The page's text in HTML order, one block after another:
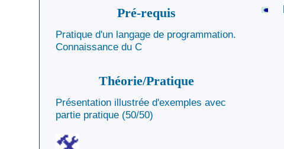
Pré-requis
Pratique d'un langage de programmation.
Connaissance du C
Théorie/Pratique
Présentation illustrée d'exemples avec
partie pratique (50/50)